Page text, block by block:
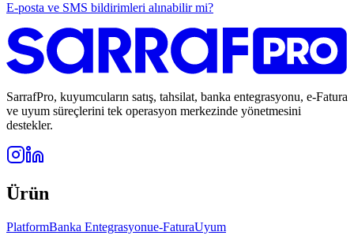
E-posta ve SMS bildirimleri alınabilir mi?
SarrafPro, kuyumcuların satış, tahsilat, banka entegrasyonu, e-Fatura
ve uyum süreçlerini tek operasyon merkezinde yönetmesini
destekler.
Ürün
PlatformBanka Entegrasyonue-FaturaUyum